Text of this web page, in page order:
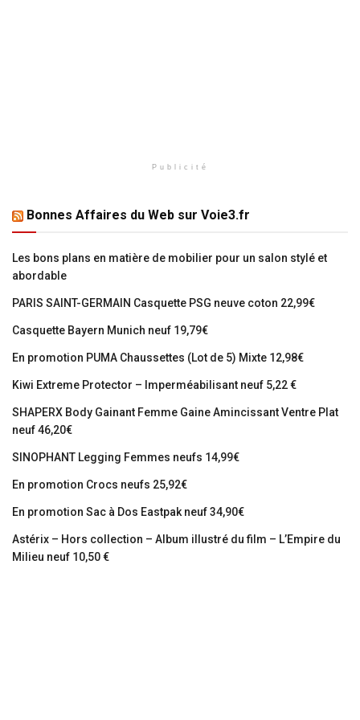
Publicité
Bonnes Affaires du Web sur Voie3.fr
Les bons plans en matière de mobilier pour un salon stylé et
abordable
PARIS SAINT-GERMAIN Casquette PSG neuve coton 22,99€
Casquette Bayern Munich neuf 19,79€
En promotion PUMA Chaussettes (Lot de 5) Mixte 12,98€
Kiwi Extreme Protector – Imperméabilisant neuf 5,22 €
SHAPERX Body Gainant Femme Gaine Amincissant Ventre Plat
neuf 46,20€
SINOPHANT Legging Femmes neufs 14,99€
En promotion Crocs neufs 25,92€
En promotion Sac à Dos Eastpak neuf 34,90€
Astérix – Hors collection – Album illustré du film – L’Empire du
Milieu neuf 10,50 €